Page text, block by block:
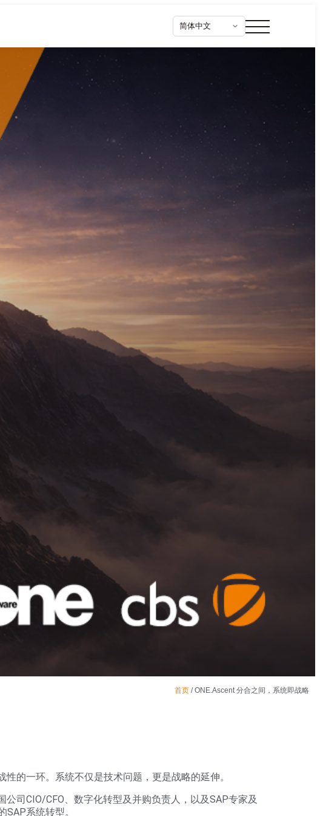
首页 /ONE.Ascent 分合之间，系统即战略
的一环。系统不仅是技术问题，更是战略的延伸。
司CIO/CFO、数字化转型及并购负责人，以及SAP专家及
系统转型。